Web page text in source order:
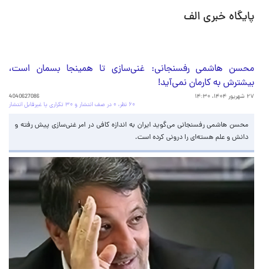
پایگاه خبری الف
محسن هاشمی رفسنجانی: غنی‌سازی تا همینجا بسمان است،
بیشترش به کارمان نمی‌آید!
۲۷ شهریور ۱۴۰۴، ۱۴:۳۰
4040627086
۶۰ نظر، ۰ در صف انتشار و ۳۰ تکراری یا غیرقابل انتشار
محسن هاشمی رفسنجانی می‌گوید ایران به اندازه کافی در امر غنی‌سازی پیش رفته و
دانش و علم هسته‌ای را درونی کرده است.